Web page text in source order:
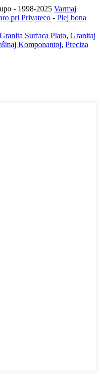
- 1998-2025 Varmaj
pri Privateco - Plej bona
Granita Surfaca Plato, Granitaj
Komponantoj, Preciza